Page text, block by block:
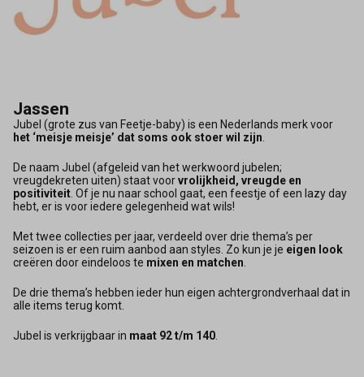
Jassen
Jubel (grote zus van Feetje-baby) is een Nederlands merk voor
het ‘meisje meisje’ dat soms ook stoer wil zijn
De naam Jubel (afgeleid van het werkwoord jubelen;
vreugdekreten uiten) staat voorvrolijkheid, vreugde en
positiviteit . Of je nu naar school gaat, een feestje of een lazy day
hebt, er is voor iedere gelegenheid wat wils!
Met twee collecties per jaar, verdeeld over drie thema’s per
seizoen is er een ruim aanbod aan styles. Zo kun je je eigen look
creëren door eindeloos te mixen en matchen
De drie thema’s hebben ieder hun eigen achtergrondverhaal dat in
alle items terug komt.
Jubel is verkrijgbaar in maat 92 t/m 140